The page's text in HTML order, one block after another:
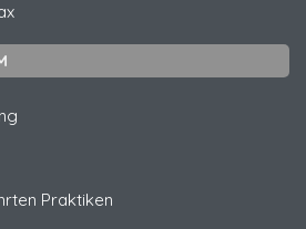
Praktiken